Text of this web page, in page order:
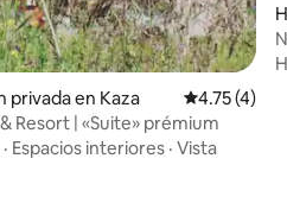
privada en Kaza Calificación
4.75 (4)
Resort | «Suite» prémium
· Espacios interiores · Vista